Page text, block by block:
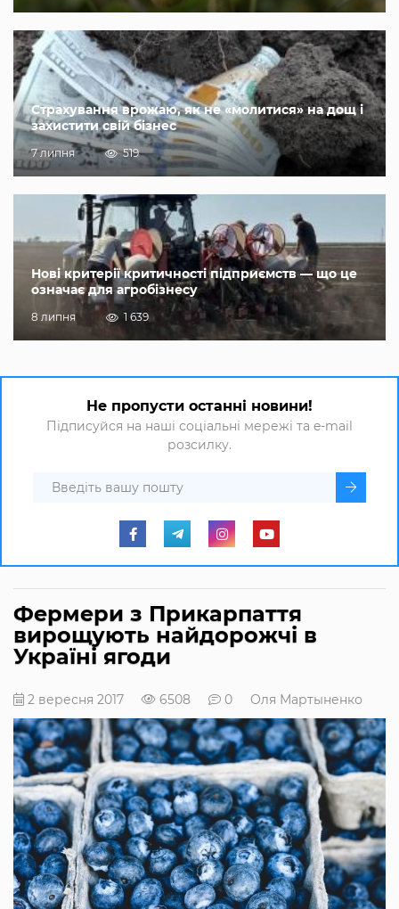
Страхування врожаю, як не «молитися» на дощ і
захистити свій бізнес
7 липня 519
Нові критерії критичності підприємств — що це
означає для агробізнесу
8 липня 1 639
Не пропусти останні новини!
Підписуйся на наші соціальні мережі та e-mail
розсилку.
Фермери з Прикарпаття
вирощують найдорожчі в
Україні ягоди
2 вересня 2017 6508 0 Оля Мартыненко